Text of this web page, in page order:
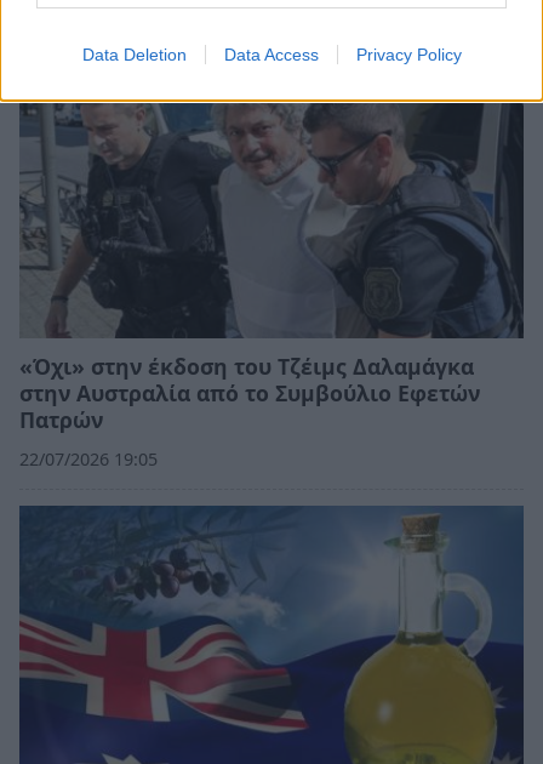
Data Deletion Data Access Privacy Policy
«Όχι» στην έκδοση του Τζέιμς Δαλαμάγκα
στην Αυστραλία από το Συμβούλιο Εφετών
Πατρών
22/07/2026 19:05